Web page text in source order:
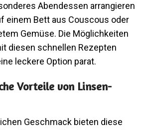
Abendessen arrangieren
einem Bett aus Couscous oder
Gemüse. Die Möglichkeiten
diesen schnellen Rezepten
leckere Option parat.
Vorteile von Linsen-
Geschmack bieten diese